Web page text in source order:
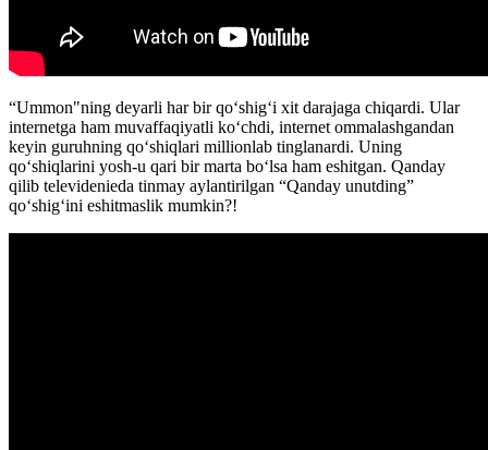
“Ummon"ning deyarli har bir qoʻshigʻi xit darajaga chiqardi. Ular
internetga ham muvaffaqiyatli koʻchdi, internet ommalashgandan
keyin guruhning qoʻshiqlari millionlab tinglanardi. Uning
qoʻshiqlarini yosh-u qari bir marta boʻlsa ham eshitgan. Qanday
qilib televidenieda tinmay aylantirilgan “Qanday unutding”
qoʻshigʻini eshitmaslik mumkin?!